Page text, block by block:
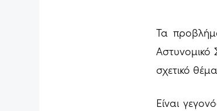
Τα
Αστυνομικό
σχετικό
Είναι